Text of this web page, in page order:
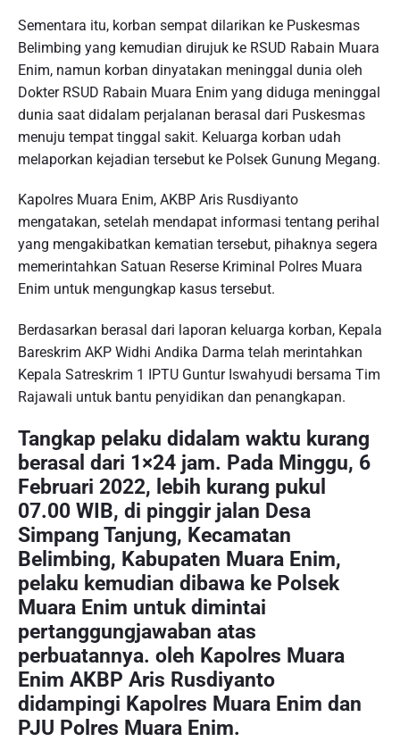
Sementara itu, korban sempat dilarikan ke Puskesmas
Belimbing yang kemudian dirujuk ke RSUD Rabain Muara
Enim, namun korban dinyatakan meninggal dunia oleh
Dokter RSUD Rabain Muara Enim yang diduga meninggal
dunia saat didalam perjalanan berasal dari Puskesmas
menuju tempat tinggal sakit. Keluarga korban udah
melaporkan kejadian tersebut ke Polsek Gunung Megang.
Kapolres Muara Enim, AKBP Aris Rusdiyanto
mengatakan, setelah mendapat informasi tentang perihal
yang mengakibatkan kematian tersebut, pihaknya segera
memerintahkan Satuan Reserse Kriminal Polres Muara
Enim untuk mengungkap kasus tersebut.
Berdasarkan berasal dari laporan keluarga korban, Kepala
Bareskrim AKP Widhi Andika Darma telah merintahkan
Kepala Satreskrim 1 IPTU Guntur Iswahyudi bersama Tim
Rajawali untuk bantu penyidikan dan penangkapan.
Tangkap pelaku didalam waktu kurang
berasal dari 1×24 jam. Pada Minggu, 6
Februari 2022, lebih kurang pukul
07.00 WIB, di pinggir jalan Desa
Simpang Tanjung, Kecamatan
Belimbing, Kabupaten Muara Enim,
pelaku kemudian dibawa ke Polsek
Muara Enim untuk dimintai
pertanggungjawaban atas
perbuatannya. oleh Kapolres Muara
Enim AKBP Aris Rusdiyanto
didampingi Kapolres Muara Enim dan
PJU Polres Muara Enim.